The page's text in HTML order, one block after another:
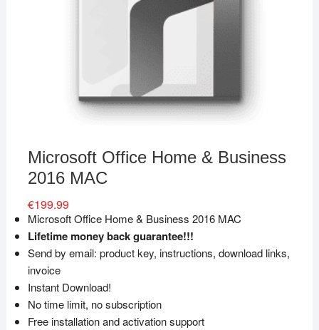
Microsoft Office Home & Business
2016 MAC
€199.99
Microsoft Office Home & Business 2016 MAC
Lifetime money back guarantee!!!
Send by email: product key, instructions, download links,
invoice
Instant Download!
No time limit, no subscription
Free installation and activation support